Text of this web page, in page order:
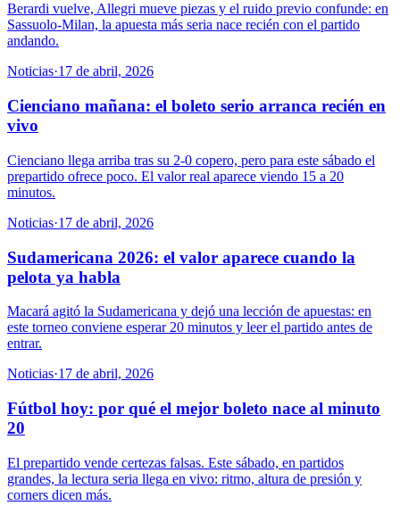
Berardi vuelve, Allegri mueve piezas y el ruido previo confunde: en
Sassuolo-Milan, la apuesta más seria nace recién con el partido
andando.
Noticias·17 de abril, 2026
Cienciano mañana: el boleto serio arranca recién en
vivo
Cienciano llega arriba tras su 2-0 copero, pero para este sábado el
prepartido ofrece poco. El valor real aparece viendo 15 a 20
minutos.
Noticias·17 de abril, 2026
Sudamericana 2026: el valor aparece cuando la
pelota ya habla
Macará agitó la Sudamericana y dejó una lección de apuestas: en
este torneo conviene esperar 20 minutos y leer el partido antes de
entrar.
Noticias·17 de abril, 2026
Fútbol hoy: por qué el mejor boleto nace al minuto
20
El prepartido vende certezas falsas. Este sábado, en partidos
grandes, la lectura seria llega en vivo: ritmo, altura de presión y
corners dicen más.